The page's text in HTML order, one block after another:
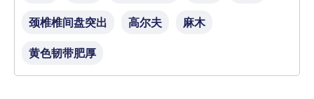
颈椎椎间盘突出
高尔夫
麻木
黄色韧带肥厚